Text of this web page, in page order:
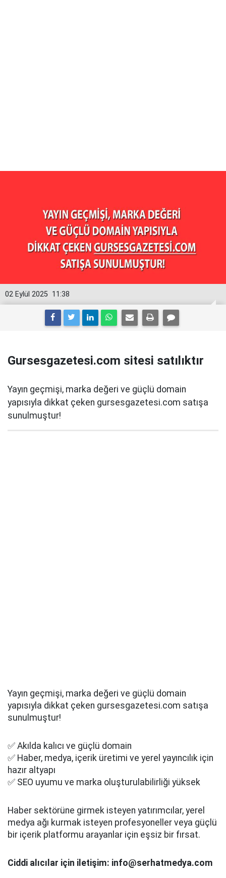
11:38
02 Eylül 2025
Gursesgazetesi.com sitesi satılıktır
Yayın geçmişi, marka değeri ve güçlü domain
yapısıyla dikkat çeken gursesgazetesi.com satışa
sunulmuştur!
Yayın geçmişi, marka değeri ve güçlü domain
yapısıyla dikkat çeken gursesgazetesi.com satışa
sunulmuştur!
✅ Akılda kalıcı ve güçlü domain
✅ Haber, medya, içerik üretimi ve yerel yayıncılık için
hazır altyapı
✅ SEO uyumu ve marka oluşturulabilirliği yüksek
Haber sektörüne girmek isteyen yatırımcılar, yerel
medya ağı kurmak isteyen profesyoneller veya güçlü
bir içerik platformu arayanlar için eşsiz bir fırsat.
Ciddi alıcılar için iletişim: info@serhatmedya.com